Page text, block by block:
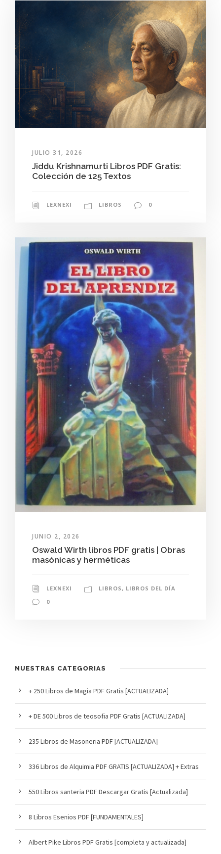
JULIO 31, 2026
Jiddu Krishnamurti Libros PDF Gratis:
Colección de 125 Textos
LEXNEXI LIBROS 0
JUNIO 2, 2026
Oswald Wirth libros PDF gratis | Obras
masónicas y herméticas
LEXNEXI LIBROS , LIBROS DEL DÍA
0
NUESTRAS CATEGORIAS
+ 250 Libros de Magia PDF Gratis [ACTUALIZADA]
+ DE 500 Libros de teosofia PDF Gratis [ACTUALIZADA]
235 Libros de Masoneria PDF [ACTUALIZADA]
336 Libros de Alquimia PDF GRATIS [ACTUALIZADA] + Extras
550 Libros santeria PDF Descargar Gratis [Actualizada]
8 Libros Esenios PDF [FUNDAMENTALES]
Albert Pike Libros PDF Gratis [completa y actualizada]